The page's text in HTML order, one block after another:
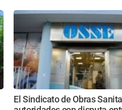
El Sindicato de Obras